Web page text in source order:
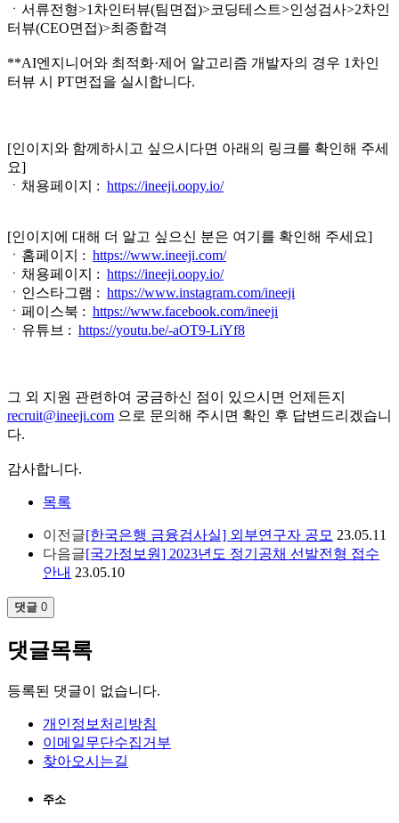
ㆍ서류전형>1차인터뷰(팀면접)>코딩테스트>인성검사>2차인
터뷰(CEO면접)>최종합격
**AI엔지니어와 최적화·제어 알고리즘 개발자의 경우 1차인
터뷰 시 PT면접을 실시합니다.
[인이지와 함께하시고 싶으시다면 아래의 링크를 확인해 주세
요]
ㆍ채용페이지 : https://ineeji.oopy.io/
[인이지에 대해 더 알고 싶으신 분은 여기를 확인해 주세요]
ㆍ홈페이지 : https://www.ineeji.com/
ㆍ채용페이지 : https://ineeji.oopy.io/
ㆍ인스타그램 : https://www.instagram.com/ineeji
ㆍ페이스북 : https://www.facebook.com/ineeji
ㆍ유튜브 : https://youtu.be/-aOT9-LiYf8
그 외 지원 관련하여 궁금하신 점이 있으시면 언제든지
recruit@ineeji.com 으로 문의해 주시면 확인 후 답변드리겠습니
다.
감사합니다.
목록
이전글[한국은행 금융검사실] 외부연구자 공모 23.05.11
다음글[국가정보원] 2023년도 정기공채 선발전형 접수
안내 23.05.10
댓글 0
댓글목록
등록된 댓글이 없습니다.
개인정보처리방침
이메일무단수집거부
찾아오시는길
주소